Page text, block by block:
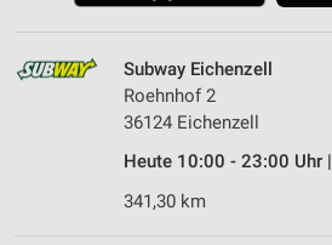
Subway Eichenzell
Roehnhof 2
36124 Eichenzell
Heute 10:00 - 23:00 Uhr |
341,30 km